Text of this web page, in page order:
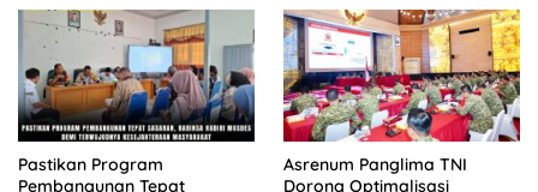
Pastikan Program
Pembangunan Tepat
Asrenum Panglima TNI
Dorong Optimalisasi